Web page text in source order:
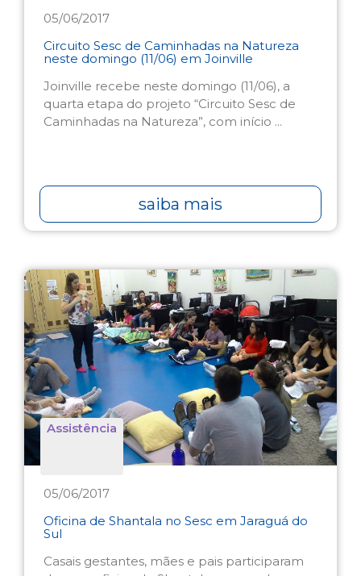
05/06/2017
Circuito Sesc de Caminhadas na Natureza
neste domingo (11/06) em Joinville
Joinville recebe neste domingo (11/06), a
quarta etapa do projeto “Circuito Sesc de
Caminhadas na Natureza”, com início ...
saiba mais
Assistência
05/06/2017
Oficina de Shantala no Sesc em Jaraguá do
Sul
Casais gestantes, mães e pais participaram